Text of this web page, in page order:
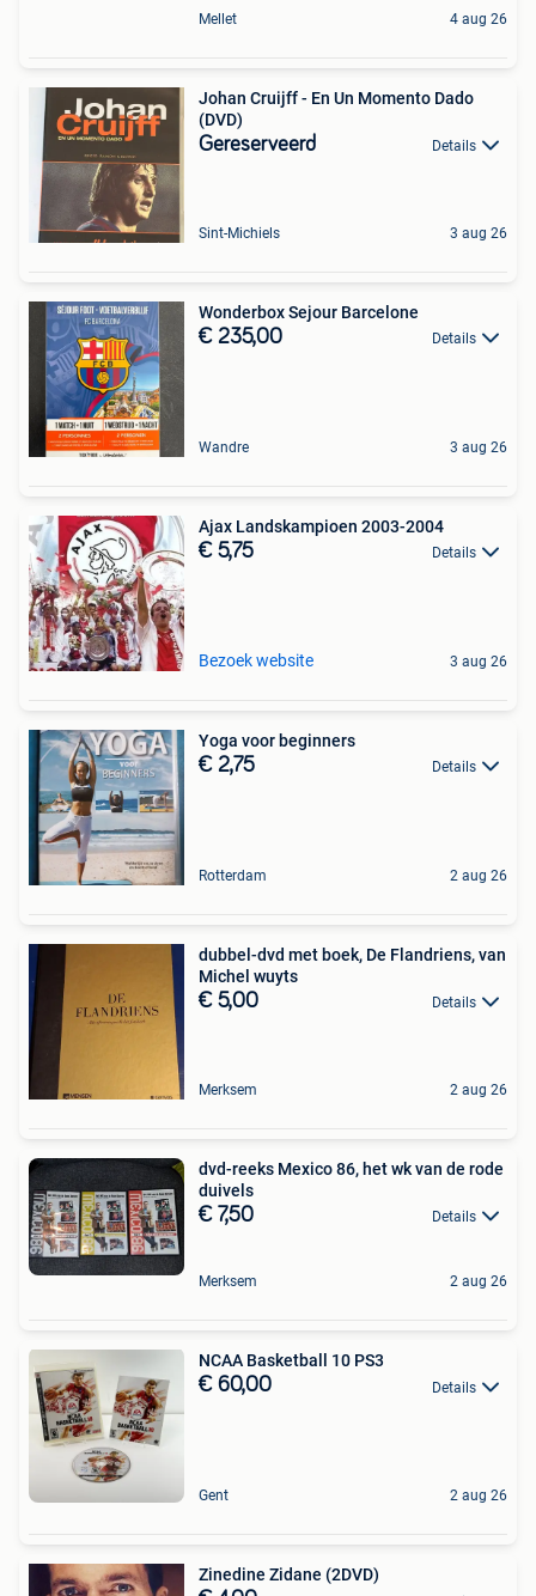
Mellet 4 aug 26
Johan Cruijff - En Un Momento Dado
(DVD)
Gereserveerd Details
Sint-Michiels 3 aug 26
Wonderbox Sejour Barcelone
€ 235,00 Details
Wandre 3 aug 26
Ajax Landskampioen 2003-2004
€ 5,75 Details
Bezoek website 3 aug 26
Yoga voor beginners
€ 2,75 Details
Rotterdam 2 aug 26
dubbel-dvd met boek, De Flandriens, van
Michel wuyts
€ 5,00 Details
Merksem 2 aug 26
dvd-reeks Mexico 86, het wk van de rode
duivels
€ 7,50 Details
Merksem 2 aug 26
NCAA Basketball 10 PS3
€ 60,00 Details
Gent 2 aug 26
Zinedine Zidane (2DVD)